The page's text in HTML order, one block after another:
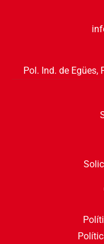
Pol. Ind. de Egües,